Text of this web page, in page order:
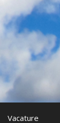
Vacature